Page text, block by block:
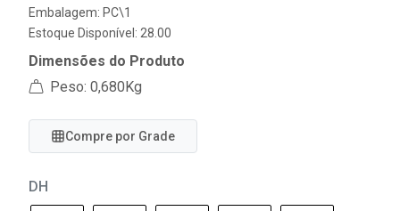
Embalagem: PC\1
Estoque Disponível: 28.00
Dimensões do Produto
Peso: 0,680Kg
Compre por Grade
DH